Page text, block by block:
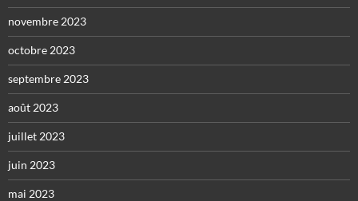
novembre 2023
octobre 2023
septembre 2023
août 2023
juillet 2023
juin 2023
mai 2023